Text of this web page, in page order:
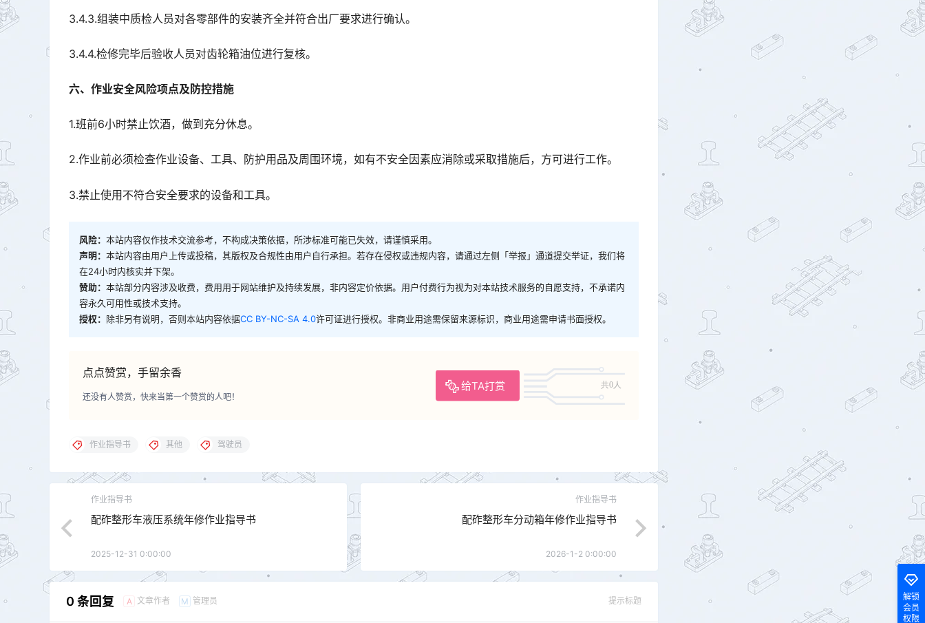
3.4.3.组装中质检人员对各零部件的安装齐全并符合出厂要求进行确认。
3.4.4.检修完毕后验收人员对齿轮箱油位进行复核。
六、作业安全风险项点及防控措施
1.班前6小时禁止饮酒，做到充分休息。
2.作业前必须检查作业设备、工具、防护用品及周围环境，如有不安全因素应消除或采取措施后，方可进行工作。
3.禁止使用不符合安全要求的设备和工具。
风险： 本站内容仅作技术交流参考，不构成决策依据，所涉标准可能已失效，请谨慎采用。
声明： 本站内容由用户上传或投稿，其版权及合规性由用户自行承担。若存在侵权或违规内容，请通过左侧「举报」通道提交举证，我们将
在24小时内核实并下架。
赞助： 本站部分内容涉及收费，费用用于网站维护及持续发展，非内容定价依据。用户付费行为视为对本站技术服务的自愿支持，不承诺内
容永久可用性或技术支持。
授权： 除非另有说明，否则本站内容依据CC BY-NC-SA 4.0许可证进行授权。非商业用途需保留来源标识，商业用途需申请书面授权。
点点赞赏，手留余香
给TA打赏 共0人
还没有人赞赏，快来当第一个赞赏的人吧！
作业指导书 其他 驾驶员
作业指导书
配砟整形车液压系统年修作业指导书
2025-12-31 0:00:00
作业指导书
配砟整形车分动箱年修作业指导书
2026-1-2 0:00:00
0 条回复 A 文章作者 M 管理员 提示标题
解锁
会员
权限